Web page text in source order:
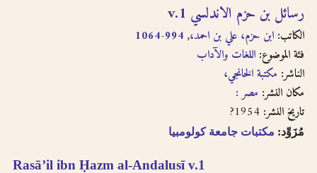
Rasāʼil ibn Ḥazm al-Andalusī v.1
رسائل بن حزم الاندلسي v.1
الكاتب: ابن حزم، علي بن احمد،, 994-1064
فئة الموضوع: اللغات والآداب
الناشر: مكتبة الخانجي،
مكان النشر: مصر :
تاريخ النشر:
مُزَوِّد: مكتبات جامعة كولومبيا